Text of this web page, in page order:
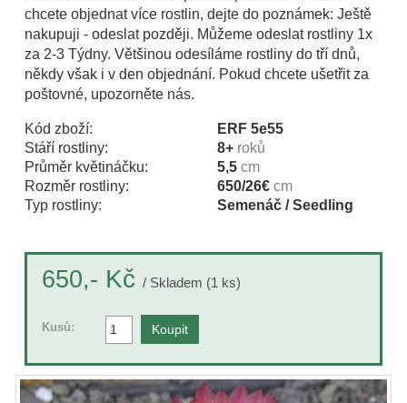
chcete objednat více rostlin, dejte do poznámek: Ještě
nakupuji - odeslat později. Můžeme odeslat rostliny 1x
za 2-3 Týdny. Většinou odesíláme rostliny do tří dnů,
někdy však i v den objednání. Pokud chcete ušetřit za
poštovné, upozorněte nás.
Kód zboží:
ERF 5e55
Stáří rostliny:
8+ roků
Průměr květináčku:
5,5 cm
Rozměr rostliny:
650/26€ cm
Typ rostliny:
Semenáč / Seedling
650,- Kč / Skladem (1 ks)
Kusů: